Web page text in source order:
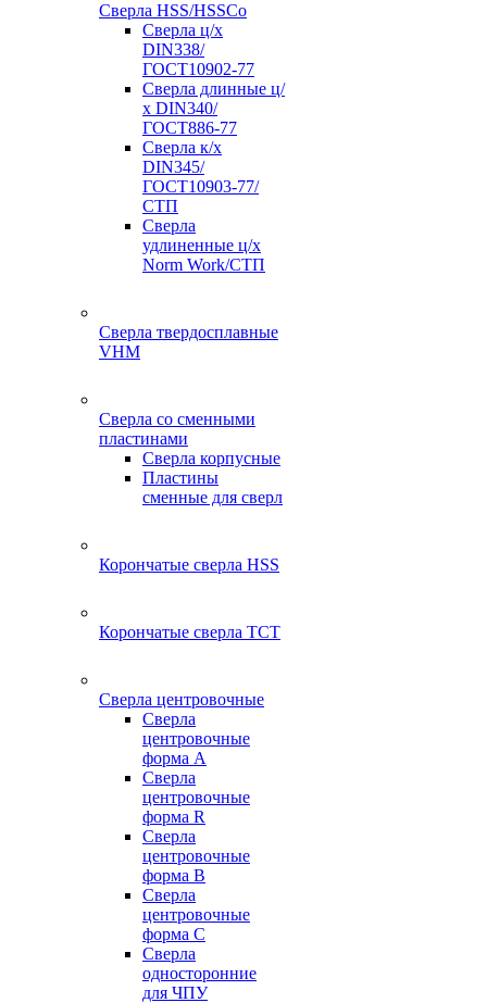
Сверла HSS/HSSCo
Сверла ц/х
DIN338/
ГОСТ10902-77
Сверла длинные ц/
х DIN340/
ГОСТ886-77
Сверла к/х
DIN345/
ГОСТ10903-77/
СТП
Сверла
удлиненные ц/х
Norm Work/СТП
Сверла твердосплавные
VHM
Сверла со сменными
пластинами
Сверла корпусные
Пластины
сменные для сверл
Корончатые сверла HSS
Корончатые сверла TCT
Сверла центровочные
Сверла
центровочные
форма A
Сверла
центровочные
форма R
Сверла
центровочные
форма B
Сверла
центровочные
форма C
Сверла
односторонние
для ЧПУ